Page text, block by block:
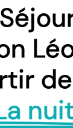
de